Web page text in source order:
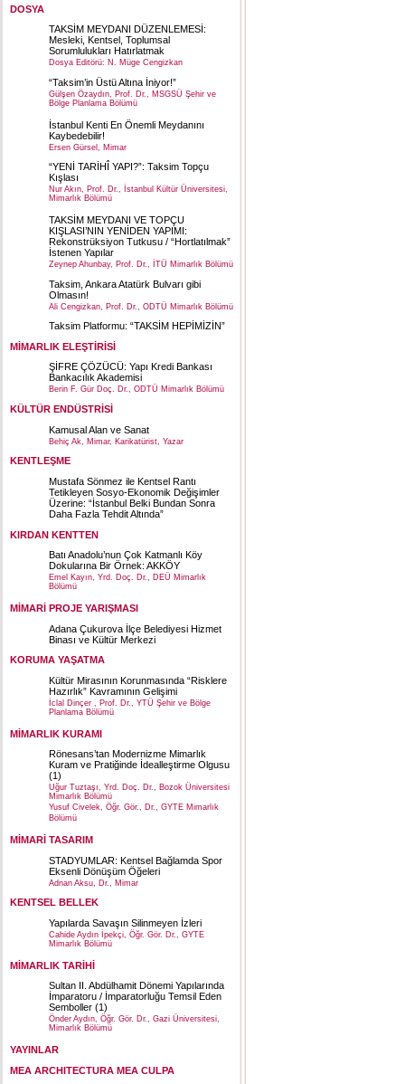
DOSYA
TAKSİM MEYDANI DÜZENLEMESİ:
Mesleki, Kentsel, Toplumsal
Sorumlulukları Hatırlatmak
Dosya Editörü: N. Müge Cengizkan
“Taksim’in Üstü Altına İniyor!”
Gülşen Özaydın, Prof. Dr., MSGSÜ Şehir ve
Bölge Planlama Bölümü
İstanbul Kenti En Önemli Meydanını
Kaybedebilir!
Ersen Gürsel, Mimar
“YENİ TARİHÎ YAPI?”: Taksim Topçu
Kışlası
Nur Akın, Prof. Dr., İstanbul Kültür Üniversitesi,
Mimarlık Bölümü
TAKSİM MEYDANI VE TOPÇU
KIŞLASI’NIN YENİDEN YAPIMI:
Rekonstrüksiyon Tutkusu / “Hortlatılmak”
İstenen Yapılar
Zeynep Ahunbay, Prof. Dr., İTÜ Mimarlık Bölümü
Taksim, Ankara Atatürk Bulvarı gibi
Olmasın!
Ali Cengizkan, Prof. Dr., ODTÜ Mimarlık Bölümü
Taksim Platformu: “TAKSİM HEPİMİZİN”
MİMARLIK ELEŞTİRİSİ
ŞİFRE ÇÖZÜCÜ: Yapı Kredi Bankası
Bankacılık Akademisi
Berin F. Gür Doç. Dr., ODTÜ Mimarlık Bölümü
KÜLTÜR ENDÜSTRİSİ
Kamusal Alan ve Sanat
Behiç Ak, Mimar, Karikatürist, Yazar
KENTLEŞME
Mustafa Sönmez ile Kentsel Rantı
Tetikleyen Sosyo-Ekonomik Değişimler
Üzerine: “İstanbul Belki Bundan Sonra
Daha Fazla Tehdit Altında”
KIRDAN KENTTEN
Batı Anadolu’nun Çok Katmanlı Köy
Dokularına Bir Örnek: AKKÖY
Emel Kayın, Yrd. Doç. Dr., DEÜ Mimarlık
Bölümü
MİMARİ PROJE YARIŞMASI
Adana Çukurova İlçe Belediyesi Hizmet
Binası ve Kültür Merkezi
KORUMA YAŞATMA
Kültür Mirasının Korunmasında “Risklere
Hazırlık” Kavramının Gelişimi
İclal Dinçer , Prof. Dr., YTÜ Şehir ve Bölge
Planlama Bölümü
MİMARLIK KURAMI
Rönesans’tan Modernizme Mimarlık
Kuram ve Pratiğinde İdealleştirme Olgusu
(1)
Uğur Tuztaşı, Yrd. Doç. Dr., Bozok Üniversitesi
Mimarlık Bölümü
Yusuf Civelek, Öğr. Gör., Dr., GYTE Mimarlık
Bölümü
MİMARİ TASARIM
STADYUMLAR: Kentsel Bağlamda Spor
Eksenli Dönüşüm Öğeleri
Adnan Aksu, Dr., Mimar
KENTSEL BELLEK
Yapılarda Savaşın Silinmeyen İzleri
Cahide Aydın İpekçi, Öğr. Gör. Dr., GYTE
Mimarlık Bölümü
MİMARLIK TARİHİ
Sultan II. Abdülhamit Dönemi Yapılarında
İmparatoru / İmparatorluğu Temsil Eden
Semboller (1)
Önder Aydın, Öğr. Gör. Dr., Gazi Üniversitesi,
Mimarlık Bölümü
YAYINLAR
MEA ARCHITECTURA MEA CULPA